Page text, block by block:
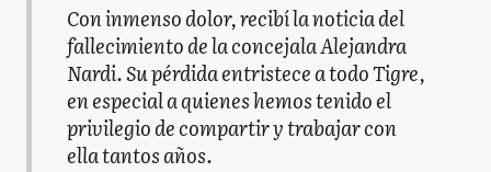
Con inmenso dolor, recibí la noticia del
fallecimiento de la concejala Alejandra
Nardi. Su pérdida entristece a todo Tigre,
en especial a quienes hemos tenido el
privilegio de compartir y trabajar con
ella tantos años.